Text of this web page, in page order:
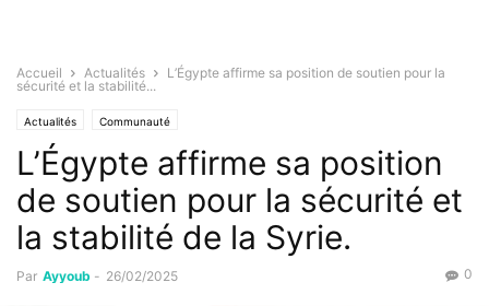
Accueil Actualités
L’Égypte affirme sa position de soutien pour la
sécurité et la stabilité...
Actualités Communauté
L’Égypte affirme sa position
de soutien pour la sécurité et
la stabilité de la Syrie.
Par Ayyoub - 26/02/2025 0